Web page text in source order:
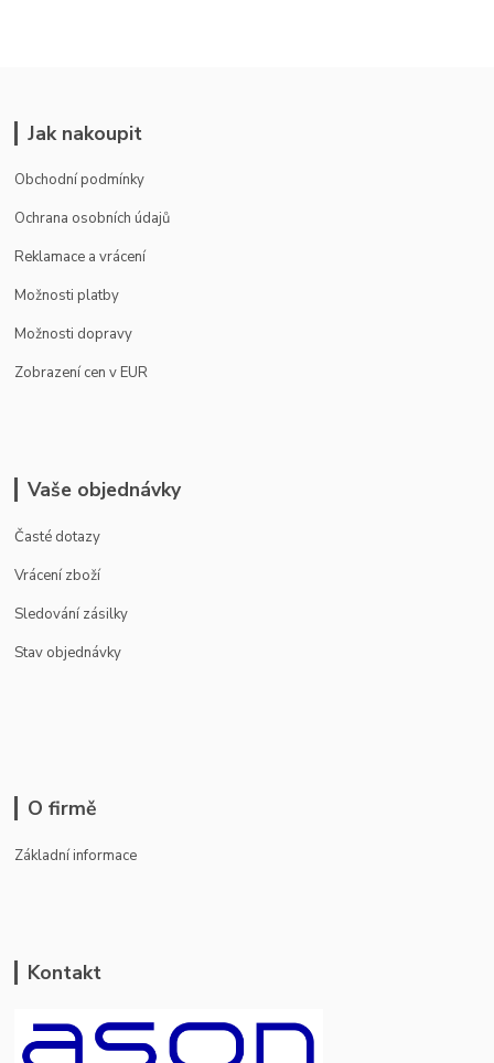
Jak nakoupit
Obchodní podmínky
Ochrana osobních údajů
Reklamace a vrácení
Možnosti platby
Možnosti dopravy
Zobrazení cen v EUR
Vaše objednávky
Časté dotazy
Vrácení zboží
Sledování zásilky
Stav objednávky
O firmě
Základní informace
Kontakt